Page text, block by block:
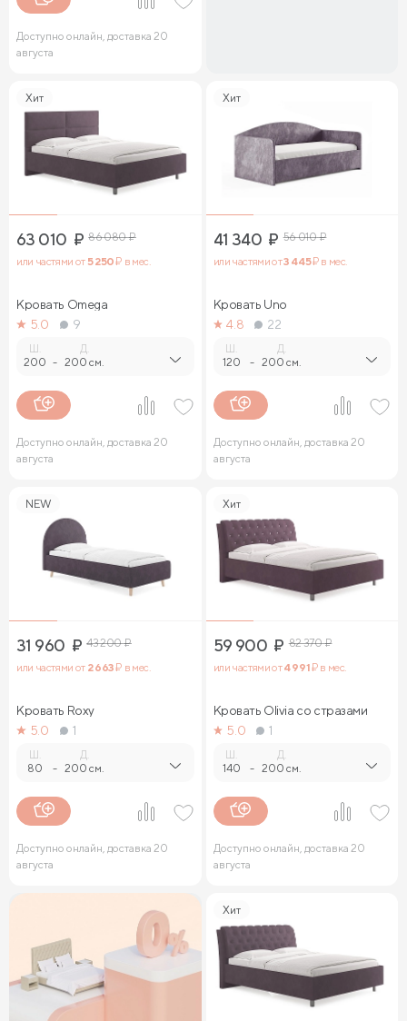
Доступно онлайн, доставка 20
августа
Хит
63 010 ₽ 86 080₽
или частями от5 250₽ в мес.
Кровать Omega
5.0
9
200 -
Д.
200 см.
Доступно онлайн, доставка 20
августа
Хит
41 340 ₽ 56 010₽
или частями от3 445₽ в мес.
Кровать Uno
4.8
22
120 -
Д.
200 см.
Доступно онлайн, доставка 20
августа
NEW
31 960 ₽ 43 200₽
или частями от 2 663₽ в мес.
Кровать Roxy
5.0
1
80 -
Д.
200 см.
Доступно онлайн, доставка 20
августа
Хит
59 900 ₽ 82 370₽
или частями от4 991₽ в мес.
Кровать Olivia со стразами
5.0
1
140 -
Д.
200 см.
Доступно онлайн, доставка 20
августа
Хит